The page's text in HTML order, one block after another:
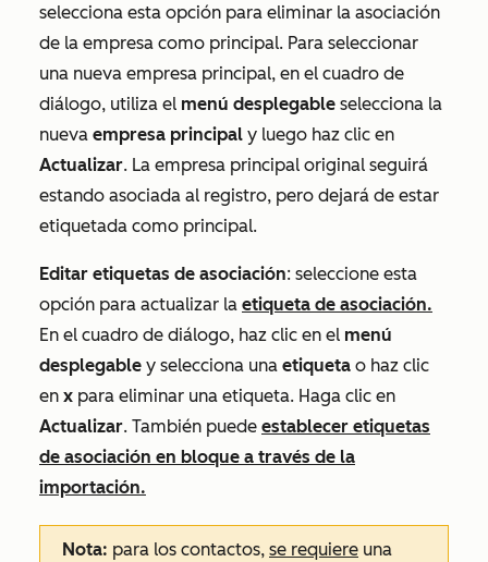
selecciona esta opción para eliminar la asociación
de la empresa como principal. Para seleccionar
una nueva empresa principal, en el cuadro de
diálogo, utiliza el menú desplegable selecciona la
nueva empresa principal y luego haz clic en
Actualizar. La empresa principal original seguirá
estando asociada al registro, pero dejará de estar
etiquetada como principal.
Editar etiquetas de asociación: seleccione esta
opción para actualizar la etiqueta de asociación.
En el cuadro de diálogo, haz clic en el menú
desplegable y selecciona una etiqueta o haz clic
en x para eliminar una etiqueta. Haga clic en
Actualizar. También puede establecer etiquetas
de asociación en bloque a través de la
importación.
Nota: para los contactos, se requiere una